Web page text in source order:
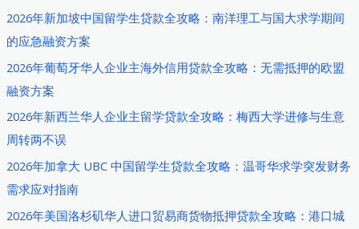
2026年新加坡中国留学生贷款全攻略：南洋理工与国大求学期间
的应急融资方案
2026年葡萄牙华人企业主海外信用贷款全攻略：无需抵押的欧盟
融资方案
2026年新西兰华人企业主留学贷款全攻略：梅西大学进修与生意
周转两不误
2026年加拿大 UBC 中国留学生贷款全攻略：温哥华求学突发财务
需求应对指南
2026年美国洛杉矶华人进口贸易商货物抵押贷款全攻略：港口城
全
攻
2026
年
如
何
以
货